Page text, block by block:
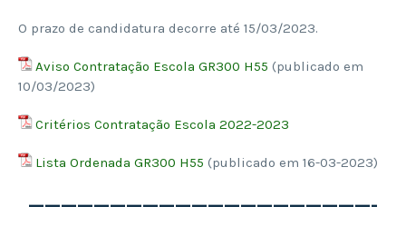
O prazo de candidatura decorre até 15/03/2023.
Aviso Contratação Escola GR300 H55 (publicado em
10/03/2023)
Critérios Contratação Escola 2022-2023
Lista Ordenada GR300 H55 (publicado em 16-03-2023)
—————————————————————-